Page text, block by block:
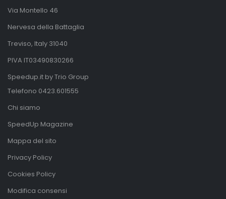
Via Montello 46
Nervesa della Battaglia
Treviso, Italy 31040
PIVA IT03490830266
Speedup.it by Trio Group
Telefono 0423.601555
Chi siamo
SpeedUp Magazine
Mappa del sito
Privacy Policy
Cookies Policy
Modifica consensi